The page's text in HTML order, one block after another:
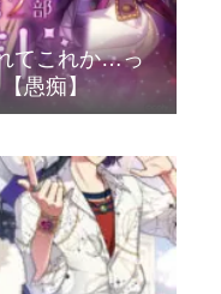
てこれか…っ
愚痴】